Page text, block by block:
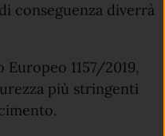
conseguenza diverrà
1157/2019,
più stringenti